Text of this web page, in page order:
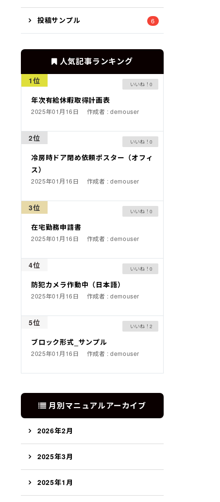
投稿サンプル 6
人気記事ランキング
0
1位
年次有給休暇取得計画表
2025年01月16日 作成者 : demouser
0
2位
冷房時ドア閉め依頼ポスター（オフィ
ス）
2025年01月16日 作成者 : demouser
0
3位
在宅勤務申請書
2025年01月16日 作成者 : demouser
0
4位
防犯カメラ作動中（日本語）
2025年01月16日 作成者 : demouser
2
5位
ブロック形式_サンプル
2025年01月16日 作成者 : demouser
月別マニュアルアーカイブ
2026年2月
2025年3月
2025年1月